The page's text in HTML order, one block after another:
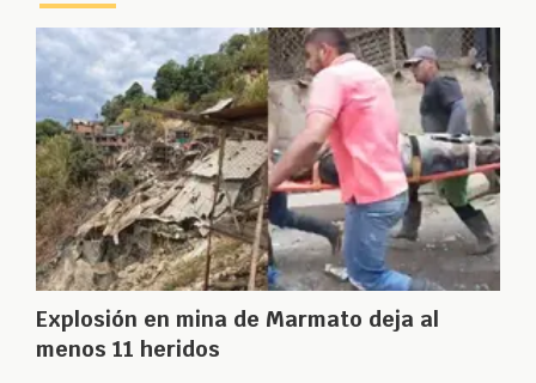
Explosión en mina de Marmato deja al
menos 11 heridos